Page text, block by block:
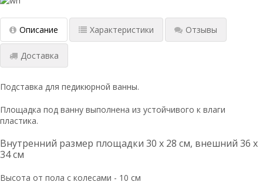
Описание Характеристики Отзывы
Доставка
Подставка для педикюрной ванны.
Площадка под ванну выполнена из устойчивого к влаги
пластика.
Внутренний размер площадки 30 х 28 см, внешний 36 х
34 см
Высота от пола с колесами - 10 см